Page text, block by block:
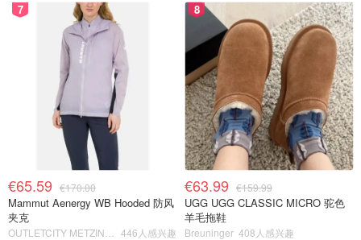
7
€65.59 €170.00
Mammut Aenergy WB Hooded 防风
夹克
446人感兴趣
8
€63.99 €159.99
UGG UGG CLASSIC MICRO 驼色
羊毛拖鞋
Breuninger 408人感兴趣